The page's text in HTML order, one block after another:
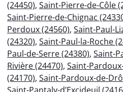
(24450), Saint-Pierre-de-Côle
Saint-Pierre-de-Chignac
Perdoux (24560), Saint-Paul-
(24320), Saint-Paul-la-Roche
Paul-de-Serre (24380), Saint-
Rivière (24470), Saint-
(24170), Saint-Pardoux-de-